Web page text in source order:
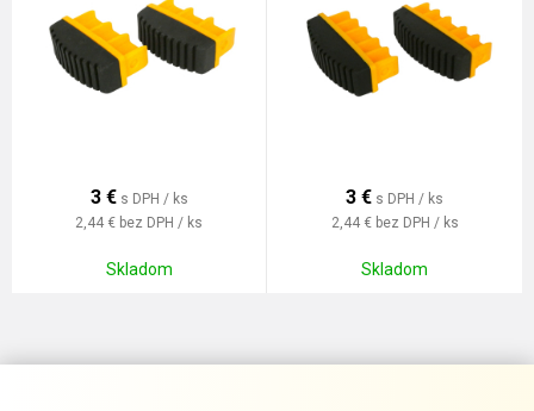
3 € s DPH / ks
2,44 € bez DPH / ks
Skladom
3 € s DPH / ks
2,44 € bez DPH / ks
Skladom